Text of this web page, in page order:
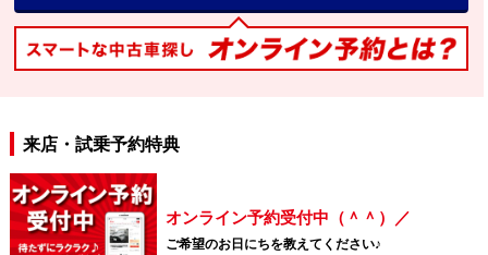
来店・試乗予約特典
オンライン予約受付中（＾＾）／
ご希望のお日にちを教えてください♪